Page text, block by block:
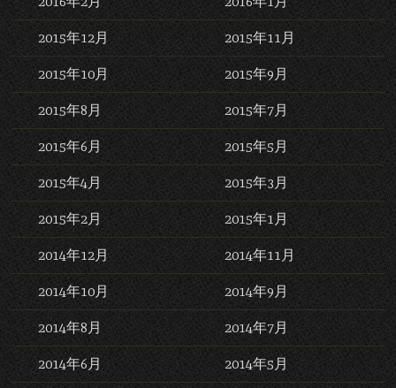
2015年12月 2015年11月
2015年10月 2015年9月
2015年8月 2015年7月
2015年6月 2015年5月
2015年4月 2015年3月
2015年2月 2015年1月
2014年12月 2014年11月
2014年10月 2014年9月
2014年8月 2014年7月
2014年6月 2014年5月